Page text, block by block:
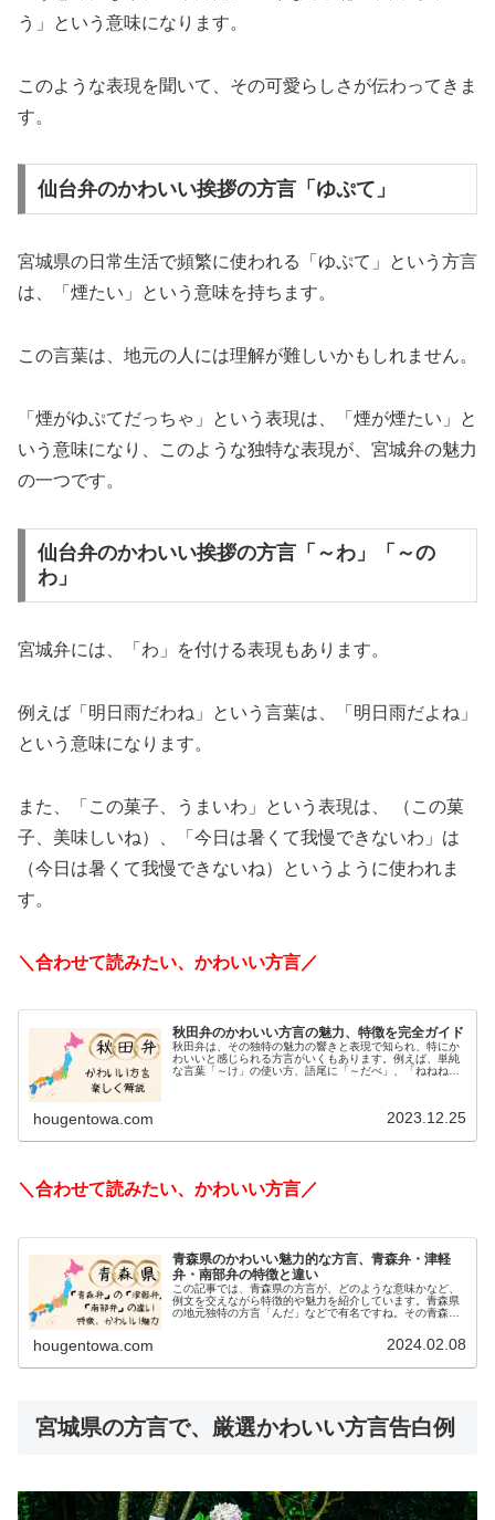
う」という意味になります。
このような表現を聞いて、その可愛らしさが伝わってきま
す。
仙台弁のかわいい挨拶の方言「ゆぷて」
宮城県の日常生活で頻繁に使われる「ゆぷて」という方言
は、「煙たい」という意味を持ちます。
この言葉は、地元の人には理解が難しいかもしれません。
「煙がゆぷてだっちゃ」という表現は、「煙が煙たい」と
いう意味になり、このような独特な表現が、宮城弁の魅力
の一つです。
仙台弁のかわいい挨拶の方言「～わ」「～の
わ」
宮城弁には、「わ」を付ける表現もあります。
例えば「明日雨だわね」という言葉は、「明日雨だよね」
という意味になります。
また、「この菓子、うまいわ」という表現は、 （この菓
子、美味しいね）、「今日は暑くて我慢できないわ」は
（今日は暑くて我慢できないね）というように使われま
す。
＼合わせて読みたい、かわいい方言／
秋田弁のかわいい方言の魅力、特徴を完全ガイド
秋田弁は、その独特の魅力の響きと表現で知られ、特にか
わいいと感じられる方言がいくもあります。例えば、単純
な言葉「～け」の使い方、語尾に「～だべ」、「ねねね」
hougentowa.com 2023.12.25
＼合わせて読みたい、かわいい方言／
青森県のかわいい魅力的な方言、青森弁・津軽
弁・南部弁の特徴と違い
この記事では、青森県の方言が、どのような意味かなど、
例文を交えながら特徴的や魅力を紹介しています。青森県
の地元独特の方言「んだ」などで有名ですね。その青森県
hougentowa.com 2024.02.08
宮城県の方言で、厳選かわいい方言告白例